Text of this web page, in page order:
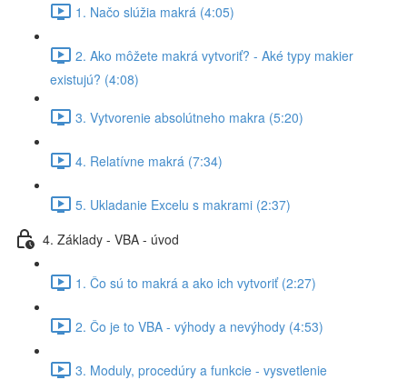
1. Načo slúžia makrá (4:05)
2. Ako môžete makrá vytvoriť? - Aké typy makier
existujú? (4:08)
3. Vytvorenie absolútneho makra (5:20)
4. Relatívne makrá (7:34)
5. Ukladanie Excelu s makrami (2:37)
4. Základy - VBA - úvod
1. Čo sú to makrá a ako ich vytvoriť (2:27)
2. Čo je to VBA - výhody a nevýhody (4:53)
3. Moduly, procedúry a funkcie - vysvetlenie